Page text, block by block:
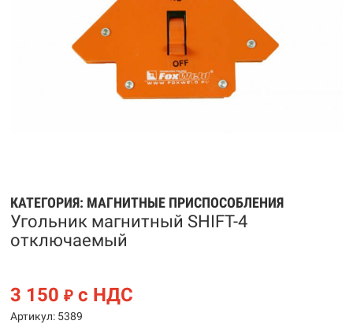
КАТЕГОРИЯ: МАГНИТНЫЕ ПРИСПОСОБЛЕНИЯ
Угольник магнитный SHIFT-4
отключаемый
3 150 ₽ с НДС
Артикул: 5389